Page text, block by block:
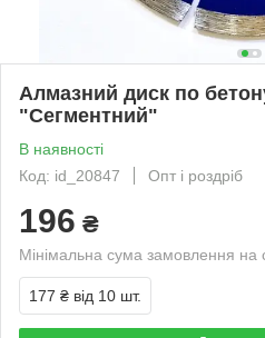
Алмазний диск по
"Сегментний"
В наявності
Код: id_20847
Опт і роздріб
196 ₴
Мінімальна сума замовлення на
177 ₴ від 10 шт.